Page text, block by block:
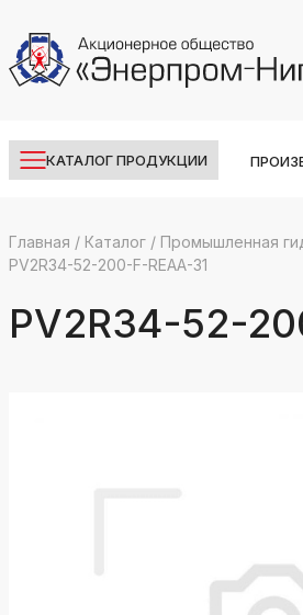
КАТАЛОГ ПРОДУКЦИИ
k
k
Главная / Каталог/ Промышленная
PV2R34-52-200-F-REAA-31
PV2R34-52-